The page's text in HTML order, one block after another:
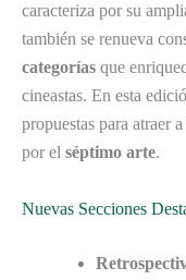
caracteriza por su
también se renueva
categorías que
cineastas. En esta
propuestas para atraer
por el séptimo arte.
Nuevas Secciones